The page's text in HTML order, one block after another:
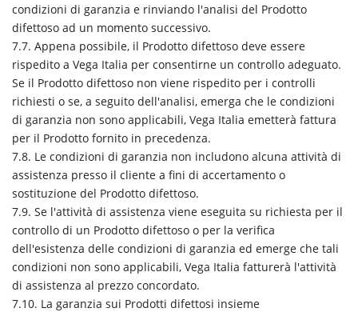
condizioni di garanzia e rinviando l'analisi del Prodotto
difettoso ad un momento successivo.
7.7. Appena possibile, il Prodotto difettoso deve essere
rispedito a Vega Italia per consentirne un controllo adeguato.
Se il Prodotto difettoso non viene rispedito per i controlli
richiesti o se, a seguito dell'analisi, emerga che le condizioni
di garanzia non sono applicabili, Vega Italia emetterà fattura
per il Prodotto fornito in precedenza.
7.8. Le condizioni di garanzia non includono alcuna attività di
assistenza presso il cliente a fini di accertamento o
sostituzione del Prodotto difettoso.
7.9. Se l'attività di assistenza viene eseguita su richiesta per il
controllo di un Prodotto difettoso o per la verifica
dell'esistenza delle condizioni di garanzia ed emerge che tali
condizioni non sono applicabili, Vega Italia fatturerà l'attività
di assistenza al prezzo concordato.
7.10. La garanzia sui Prodotti difettosi insieme